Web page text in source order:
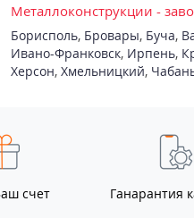
Металлоконструкции -
Борисполь, Бровары, Буча,
Ивано-Франковск, Ирпень,
Херсон, Хмельницкий,
счет Ганарантия